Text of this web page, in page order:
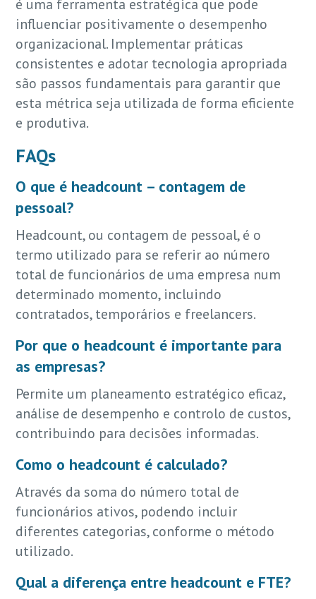
é uma ferramenta estratégica que pode
influenciar positivamente o desempenho
organizacional. Implementar práticas
consistentes e adotar tecnologia apropriada
são passos fundamentais para garantir que
esta métrica seja utilizada de forma eficiente
e produtiva.
FAQs
O que é headcount – contagem de
pessoal?
Headcount, ou contagem de pessoal, é o
termo utilizado para se referir ao número
total de funcionários de uma empresa num
determinado momento, incluindo
contratados, temporários e freelancers.
Por que o headcount é importante para
as empresas?
Permite um planeamento estratégico eficaz,
análise de desempenho e controlo de custos,
contribuindo para decisões informadas.
Como o headcount é calculado?
Através da soma do número total de
funcionários ativos, podendo incluir
diferentes categorias, conforme o método
utilizado.
Qual a diferença entre headcount e FTE?